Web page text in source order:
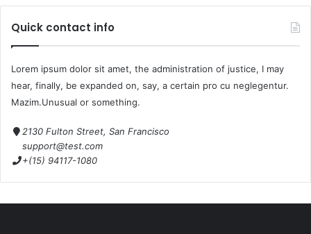
Quick contact info
Lorem ipsum dolor sit amet, the administration of justice, I may
hear, finally, be expanded on, say, a certain pro cu neglegentur.
Mazim.Unusual or something.
2130 Fulton Street, San Francisco
support@test.com
+(15) 94117-1080